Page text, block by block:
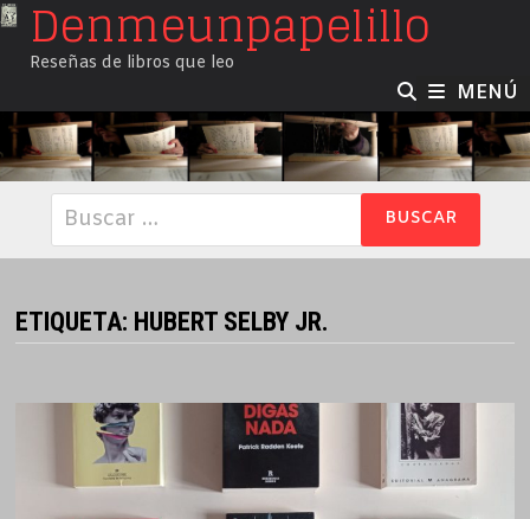
SaltarDenmeunpapelillo
Reseñas de libros que leo
MENÚ
Buscar:
ETIQUETA: HUBERT SELBY JR.